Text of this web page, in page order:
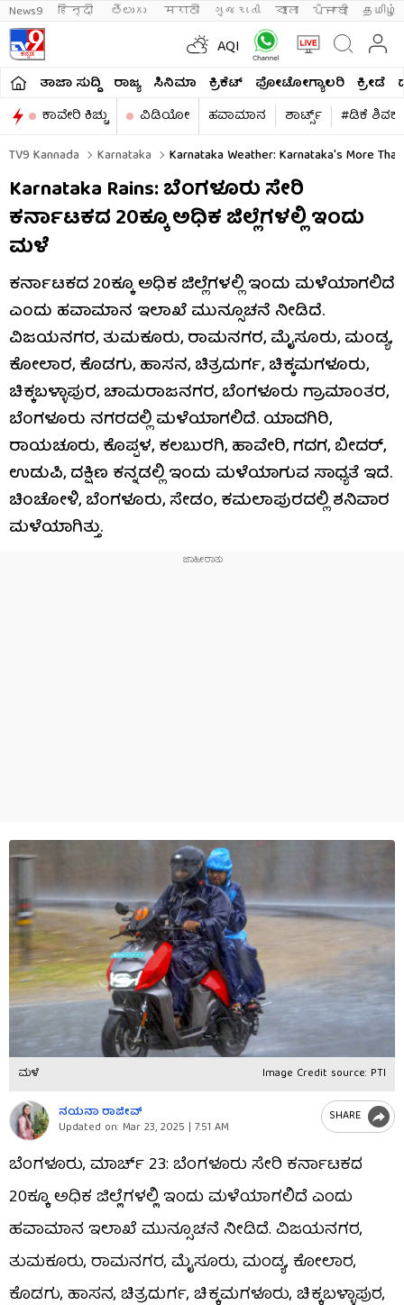
News9 हिन्दी తెలుగు मराठी ગુજરાતી বাংলা ਪੰਜਾਬੀ தமிழ்
AQI
ತಾಜಾ ಸುದ್ದಿ ರಾಜ್ಯ ಸಿನಿಮಾ ಕ್ರಿಕೆಟ್​ ಫೋಟೋಗ್ಯಾಲರಿ ಕ್ರೀಡೆ
ಕಾವೇರಿ ಕಿಚ್ಚು
ವಿಡಿಯೋ ಹವಾಮಾನ ಶಾರ್ಟ್ಸ್​
#ಡಿಕೆ
TV9 Kannada
Karnataka Karnataka Weather: Karnataka's More
Karnataka Rains: ಬೆಂಗಳೂರು ಸೇರಿ
ಕರ್ನಾಟಕದ 20ಕ್ಕೂ ಅಧಿಕ ಜಿಲ್ಲೆಗಳಲ್ಲಿ ಇಂದು
ಮಳೆ
ಕರ್ನಾಟಕದ 20ಕ್ಕೂ ಅಧಿಕ ಜಿಲ್ಲೆಗಳಲ್ಲಿ ಇಂದು ಮಳೆಯಾಗಲಿದೆ
ಎಂದು ಹವಾಮಾನ ಇಲಾಖೆ ಮುನ್ಸೂಚನೆ ನೀಡಿದೆ.
ವಿಜಯನಗರ, ತುಮಕೂರು, ರಾಮನಗರ, ಮೈಸೂರು, ಮಂಡ್ಯ,
ಕೋಲಾರ, ಕೊಡಗು, ಹಾಸನ, ಚಿತ್ರದುರ್ಗ, ಚಿಕ್ಕಮಗಳೂರು,
ಚಿಕ್ಕಬಳ್ಳಾಪುರ, ಚಾಮರಾಜನಗರ, ಬೆಂಗಳೂರು ಗ್ರಾಮಾಂತರ,
ಬೆಂಗಳೂರು ನಗರದಲ್ಲಿ ಮಳೆಯಾಗಲಿದೆ. ಯಾದಗಿರಿ,
ರಾಯಚೂರು, ಕೊಪ್ಪಳ, ಕಲಬುರಗಿ, ಹಾವೇರಿ, ಗದಗ, ಬೀದರ್,
ಉಡುಪಿ, ದಕ್ಷಿಣ ಕನ್ನಡಲ್ಲಿ ಇಂದು ಮಳೆಯಾಗುವ ಸಾಧ್ಯತೆ ಇದೆ.
ಚಿಂಚೋಳಿ, ಬೆಂಗಳೂರು, ಸೇಡಂ, ಕಮಲಾಪುರದಲ್ಲಿ ಶನಿವಾರ
ಮಳೆಯಾಗಿತ್ತು.
ಮಳೆ Image Credit source: PTI
ನಯನಾ ರಾಜೀವ್
Updated on: Mar 23, 2025 | 7:51 AM
SHARE
ಬೆಂಗಳೂರು, ಮಾರ್ಚ್​ 23: ಬೆಂಗಳೂರು ಸೇರಿ ಕರ್ನಾಟಕದ
20ಕ್ಕೂ ಅಧಿಕ ಜಿಲ್ಲೆಗಳಲ್ಲಿ ಇಂದು ಮಳೆಯಾಗಲಿದೆ ಎಂದು
ಹವಾಮಾನ ಇಲಾಖೆ ಮುನ್ಸೂಚನೆ ನೀಡಿದೆ. ವಿಜಯನಗರ,
ತುಮಕೂರು, ರಾಮನಗರ, ಮೈಸೂರು, ಮಂಡ್ಯ, ಕೋಲಾರ,
ಕೊಡಗು, ಹಾಸನ, ಚಿತ್ರದುರ್ಗ, ಚಿಕ್ಕಮಗಳೂರು, ಚಿಕ್ಕಬಳ್ಳಾಪುರ,